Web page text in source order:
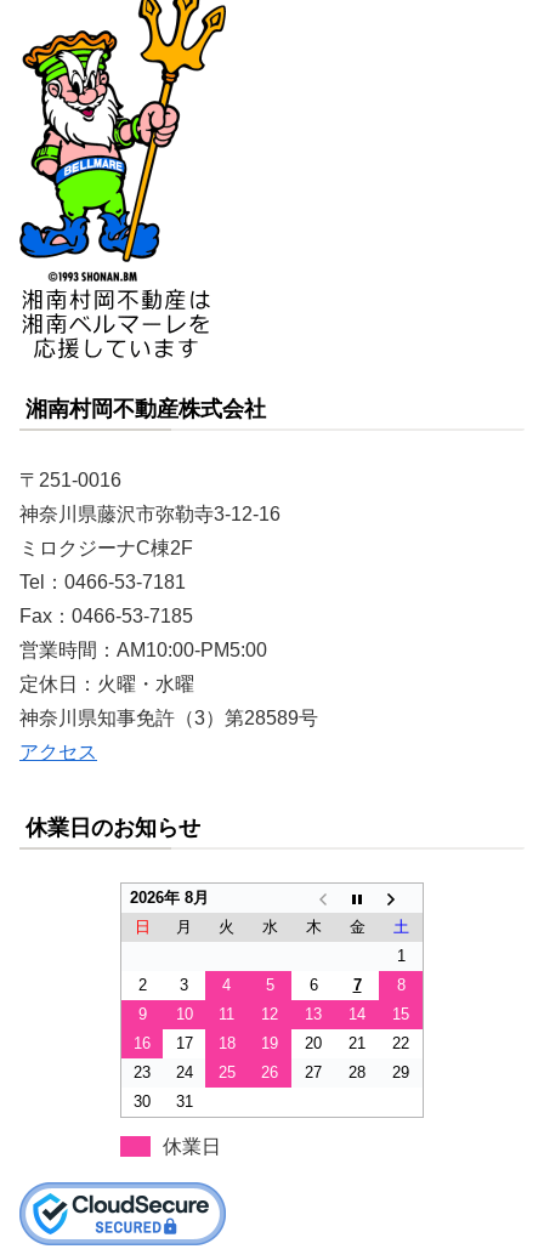
湘南村岡不動産株式会社
〒251-0016
神奈川県藤沢市弥勒寺3-12-16
ミロクジーナC棟2F
Tel：0466-53-7181
Fax：0466-53-7185
営業時間：AM10:00-PM5:00
定休日：火曜・水曜
神奈川県知事免許（3）第28589号
アクセス
休業日のお知らせ
2026年 8月
日
月 火 水 木 金
土
1
2
3 4 5 6 7
8
9
10 11 12 13 14
15
16
17 18 19 20 21
22
23
24 25 26 27 28
29
30
31
休業日